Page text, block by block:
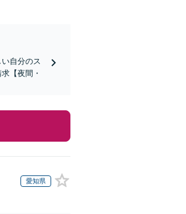
自分のス
【夜間・
愛知県